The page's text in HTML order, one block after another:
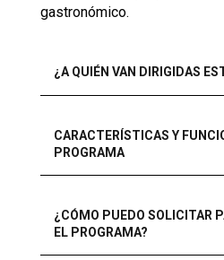
gastronómico.
¿A QUIÉN VAN DIRIGIDAS
CARACTERÍSTICAS Y
PROGRAMA
¿CÓMO PUEDO SOLICITAR
EL PROGRAMA?